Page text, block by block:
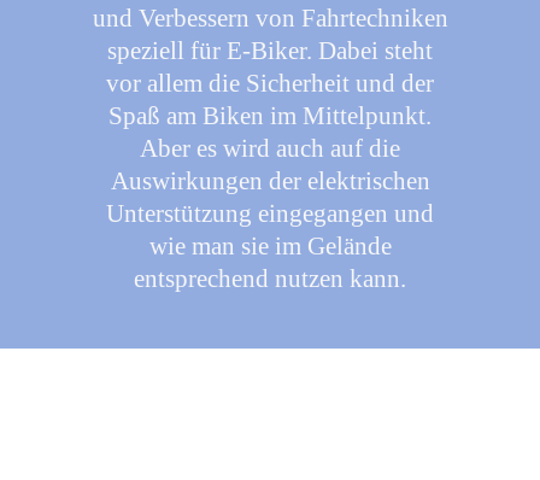
und Verbessern von Fahrtechniken
speziell für E-Biker. Dabei steht
vor allem die Sicherheit und der
Spaß am Biken im Mittelpunkt.
Aber es wird auch auf die
Auswirkungen der elektrischen
Unterstützung eingegangen und
wie man sie im Gelände
entsprechend nutzen kann.